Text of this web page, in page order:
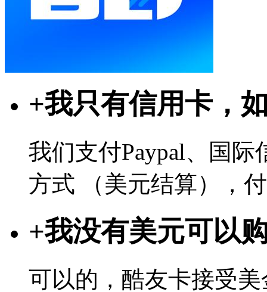
+我只有信用卡，
我们支付Paypal、国
方式 （美元结算），
+我没有美元可以
可以的，酷友卡接受